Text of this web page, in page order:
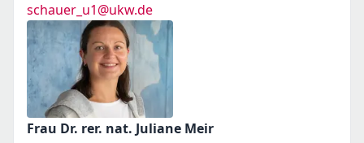
schauer_u1@ukw.de
Frau Dr. rer. nat. Juliane Meir